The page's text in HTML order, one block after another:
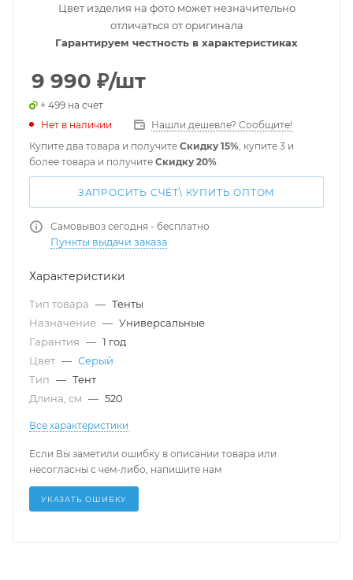
Цвет изделия на фото может незначительно
отличаться от оригинала
Гарантируем честность в характеристиках
9 990 ₽/шт
+ 499 на счет
Нет в наличии
Нашли дешевле? Сообщите!
Купите два товара и получите Скидку 15%, купите 3 и
более товара и получите Скидку 20%.
ЗАПРОСИТЬ СЧЁТ\ КУПИТЬ ОПТОМ
Самовывоз сегодня - бесплатно
Пункты выдачи заказа
Характеристики
Тип товара — Тенты
Назначение — Универсальные
Гарантия — 1 год
Цвет — Серый
Тип — Тент
Длина, см — 520
Все характеристики
Если Вы заметили ошибку в описании товара или
несогласны с чем-либо, напишите нам
УКАЗАТЬ ОШИБКУ